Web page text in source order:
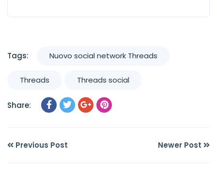
Tags: Nuovo social network Threads
Threads Threads social
Share:
Previous Post Newer Post